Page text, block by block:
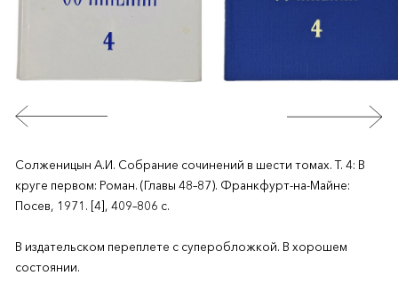
Солженицын А.И. Собрание сочинений в шести томах. Т. 4: В
круге первом: Роман. (Главы 48–87). Франкфурт-на-Майне:
Посев, 1971. [4], 409–806 c.
В издательском переплете с суперобложкой. В хорошем
состоянии.